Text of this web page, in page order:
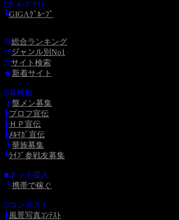
□ｸﾞﾙｰﾌﾟｻｲﾄ
┗GIGAｸﾞﾙｰﾌﾟ
?ｿ総合ランキング
?ｿジャンル別No1
??サイト検索
★新着サイト
□各種板
┣盤メン募集
┣プロフ宣伝
┣ ＨＰ宣伝
┣ﾒﾙﾏｶﾞ宣伝
┣華族募集
┗ﾗｲﾌﾞ参戦友募集
■ネット収入
┗携帯で稼ぐ
□コンテスト
┣風景写真ｺﾝﾃｽﾄ